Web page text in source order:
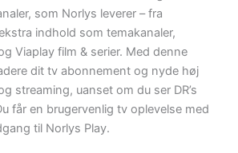
som Norlys leverer – fra
indhold som temakanaler,
Viaplay film & serier. Med denne
dit tv abonnement og nyde høj
streaming, uanset om du ser DR’s
får en brugervenlig tv oplevelse med
til Norlys Play.